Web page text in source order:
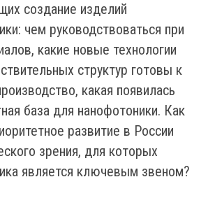
создание изделий
чем руководствоваться при
какие новые технологии
структур готовы к
какая появилась
база для нанофотоники. Как
развитие в России
зрения, для которых
является ключевым звеном?